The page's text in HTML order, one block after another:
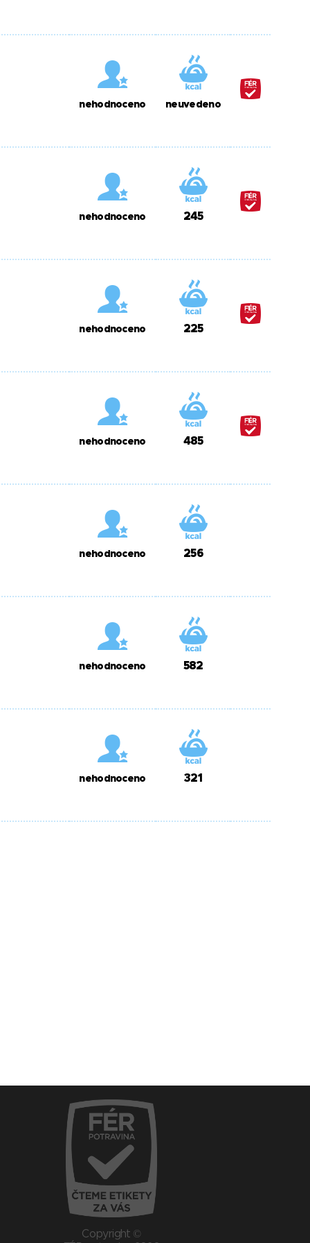
nehodnoceno neuvedeno
nehodnoceno 245
nehodnoceno 225
nehodnoceno 485
nehodnoceno 256
nehodnoceno 582
nehodnoceno 321
Copyright ©